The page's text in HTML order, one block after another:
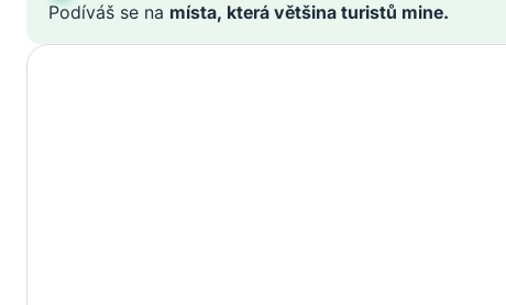
Podíváš se na místa, která většina turistů mine.